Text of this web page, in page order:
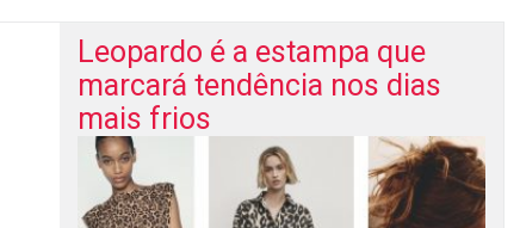
Leopardo é a estampa que
marcará tendência nos dias
mais frios